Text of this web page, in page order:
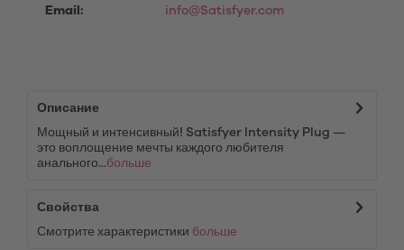
Email:
info@Satisfyer.com
Описание
Мощный и интенсивный! Satisfyer Intensity Plug —
это воплощение мечты каждого любителя
анального...больше
Свойства
Смотрите характеристики больше